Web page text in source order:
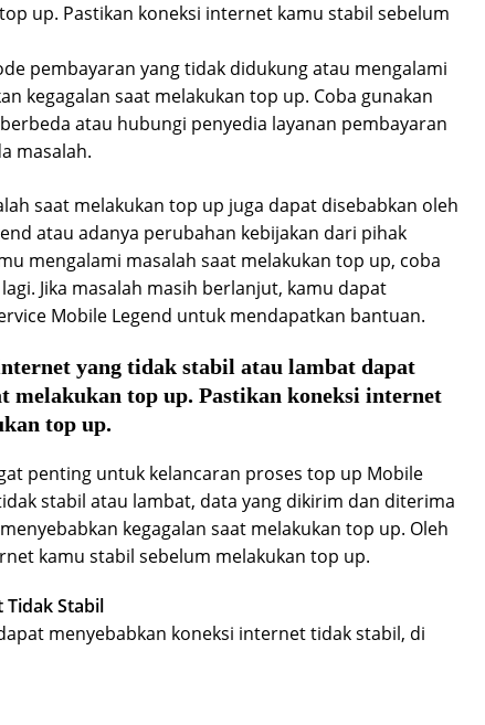
up. Pastikan koneksi internet kamu stabil sebelum
pembayaran yang tidak didukung atau mengalami
kegagalan saat melakukan top up. Coba gunakan
atau hubungi penyedia layanan pembayaran
masalah.
saat melakukan top up juga dapat disebabkan oleh
atau adanya perubahan kebijakan dari pihak
mengalami masalah saat melakukan top up, coba
Jika masalah masih berlanjut, kamu dapat
Mobile Legend untuk mendapatkan bantuan.
yang tidak stabil atau lambat dapat
melakukan top up. Pastikan koneksi internet
top up.
penting untuk kelancaran proses top up Mobile
stabil atau lambat, data yang dikirim dan diterima
kegagalan saat melakukan top up. Oleh
kamu stabil sebelum melakukan top up.
Tidak Stabil
menyebabkan koneksi internet tidak stabil, di